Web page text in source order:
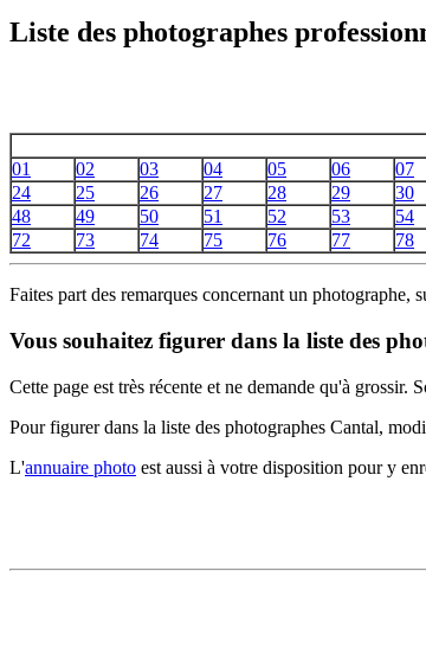
Liste des photographes
01
02 03 04 05 06 07
24
25 26 27 28 29 30
48
49 50 51 52 53 54
72
73 74 75 76 77 78
Faites part des remarques concernant un photographe,
Vous souhaitez figurer dans la liste des
Cette page est très récente et ne demande qu'à grossir.
Pour figurer dans la liste des photographes Cantal,
L'annuaire photo est aussi à votre disposition pour y